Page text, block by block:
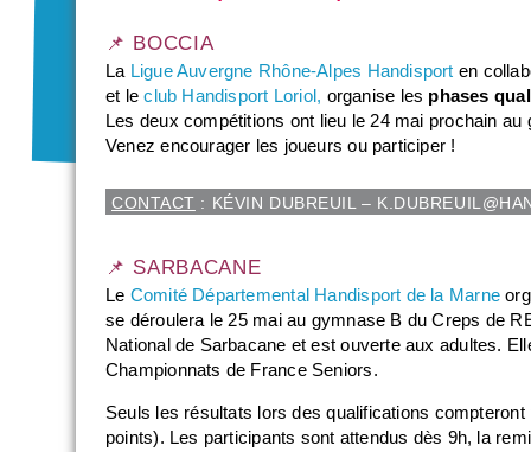
📌 BOCCIA
La Ligue Auvergne Rhône-Alpes Handisport en
et leclub Handisport Loriol, organise les phases
Les deux compétitions ont lieu le 24 mai prochain
Venez encourager les joueurs ou participer !
CONTACT : KÉVIN DUBREUIL –
📌 SARBACANE
Le Comité Départemental Handisport de la Marne
se déroulera le 25 mai au gymnase B du Creps de
National de Sarbacane et est ouverte aux adultes.
Championnats de France Seniors.
Seuls les résultats lors des qualifications
points). Les participants sont attendus dès 9h, la